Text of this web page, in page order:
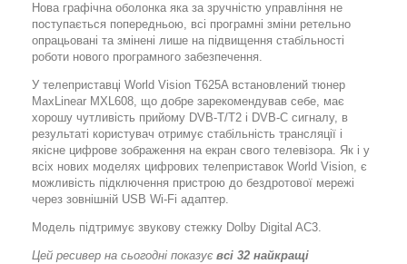
Нова графічна оболонка яка за зручністю управління не
поступається попередньою, всі програмні зміни ретельно
опрацьовані та змінені лише на підвищення стабільності
роботи нового програмного забезпечення.
У телеприставці World Vision T625A встановлений тюнер
MaxLinear MXL608, що добре зарекомендував себе, має
хорошу чутливість прийому DVB-T/T2 і DVB-C сигналу, в
результаті користувач отримує стабільність трансляції і
якісне цифрове зображення на екран свого телевізора. Як і у
всіх нових моделях цифрових телеприставок World Vision, є
можливість підключення пристрою до бездротової мережі
через зовнішній USB Wi-Fi адаптер.
Модель підтримує звукову стежку Dolby Digital AC3.
Цей ресивер на сьогодні показує всі 32 найкращі